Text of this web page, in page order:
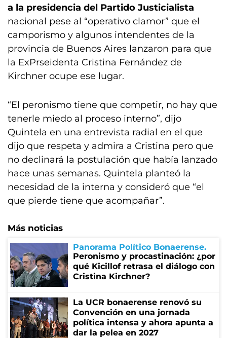
a la presidencia del Partido Justicialista
nacional pese al “operativo clamor” que el
camporismo y algunos intendentes de la
provincia de Buenos Aires lanzaron para que
la ExPrseidenta Cristina Fernández de
Kirchner ocupe ese lugar.
“El peronismo tiene que competir, no hay que
tenerle miedo al proceso interno”, dijo
Quintela en una entrevista radial en el que
dijo que respeta y admira a Cristina pero que
no declinará la postulación que había lanzado
hace unas semanas. Quintela planteó la
necesidad de la interna y consideró que “el
que pierde tiene que acompañar”.
Más noticias
Panorama Político Bonaerense
Peronismo y procastinación: ¿por
qué Kicillof retrasa el diálogo con
Cristina Kirchner?
La UCR bonaerense renovó su
Convención en una jornada
política intensa y ahora apunta a
dar la pelea en 2027